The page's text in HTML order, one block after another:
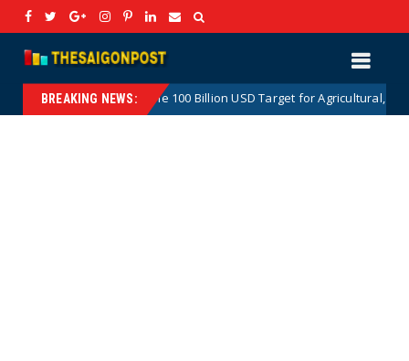
BREAKING NEWS:
The 100 Billion USD Target for Agricultural, Forestry and